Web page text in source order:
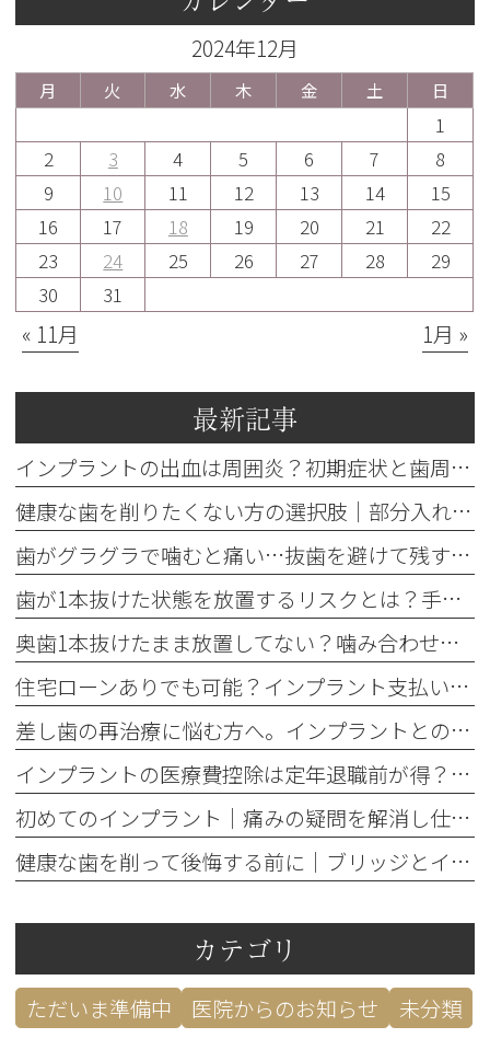
2024年12月
月 火 水 木 金 土 日
1
2
3 4 5 6 7
8
9
10 11 12 13 14
15
16
17 18 19 20 21
22
23
24 25 26 27 28
29
30
31
« 11月 1月 »
最新記事
インプラントの出血は周囲炎？初期症状と歯周病との違いを解説
健康な歯を削りたくない方の選択肢｜部分入れ歯・ブリッジ・人工歯根
歯がグラグラで噛むと痛い…抜歯を避けて残す基準を歯科医が解説
歯が1本抜けた状態を放置するリスクとは？手遅れを防ぐ3つの治療法
奥歯1本抜けたまま放置してない？噛み合わせの違和感と3つの治療法
住宅ローンありでも可能？インプラント支払いのデンタルローン審査と控除
差し歯の再治療に悩む方へ。インプラントとの違いと3つの判断基準
インプラントの医療費控除は定年退職前が得？還付額で損しない方法
初めてのインプラント｜痛みの疑問を解消し仕事への影響を防ぐ対策
健康な歯を削って後悔する前に｜ブリッジとインプラント5つの判断基準
カテゴリ
ただいま準備中 医院からのお知らせ 未分類